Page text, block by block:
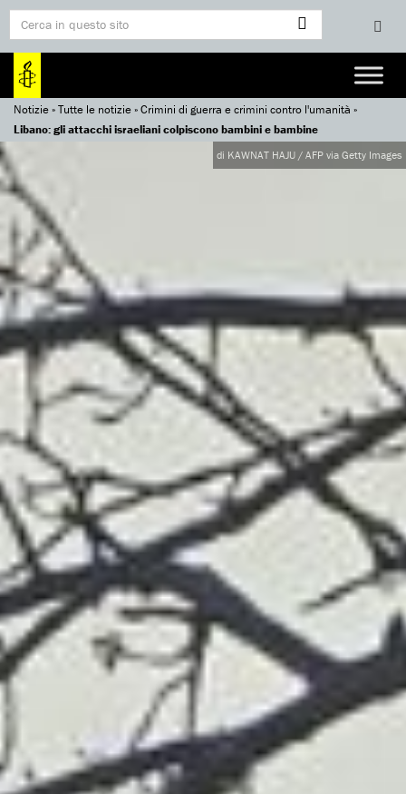
Notizie»Tutte le notizie»Crimini di guerra e crimini contro l'umanità »
Libano: gli attacchi israeliani colpiscono bambini e bambine
di KAWNAT HAJU / AFP via Getty Images